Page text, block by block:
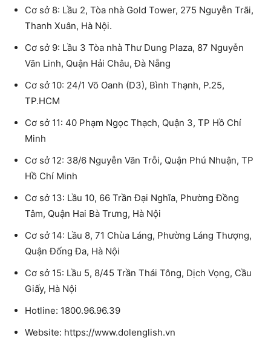
Cơ sở 8: Lầu 2, Tòa nhà Gold Tower, 275 Nguyễn Trãi,
Thanh Xuân, Hà Nội.
Cơ sở 9: Lầu 3 Tòa nhà Thư Dung Plaza, 87 Nguyễn
Văn Linh, Quận Hải Châu, Đà Nẵng
Cơ sở 10: 24/1 Võ Oanh (D3), Bình Thạnh, P.25,
TP.HCM
Cơ sở 11: 40 Phạm Ngọc Thạch, Quận 3, TP Hồ Chí
Minh
Cơ sở 12: 38/6 Nguyễn Văn Trỗi, Quận Phú Nhuận, TP
Hồ Chí Minh
Cơ sở 13: Lầu 10, 66 Trần Đại Nghĩa, Phường Đồng
Tâm, Quận Hai Bà Trưng, Hà Nội
Cơ sở 14: Lầu 8, 71 Chùa Láng, Phường Láng Thượng,
Quận Đống Đa, Hà Nội
Cơ sở 15: Lầu 5, 8/45 Trần Thái Tông, Dịch Vọng, Cầu
Giấy, Hà Nội
Hotline: 1800.96.96.39
Website: https://www.dolenglish.vn